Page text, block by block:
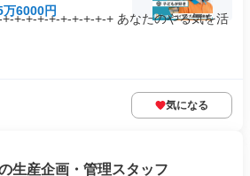
6000円
+-+-+-+-+-+-+-+-+ あなたのやる気を活
気になる
生産企画・管理スタッフ